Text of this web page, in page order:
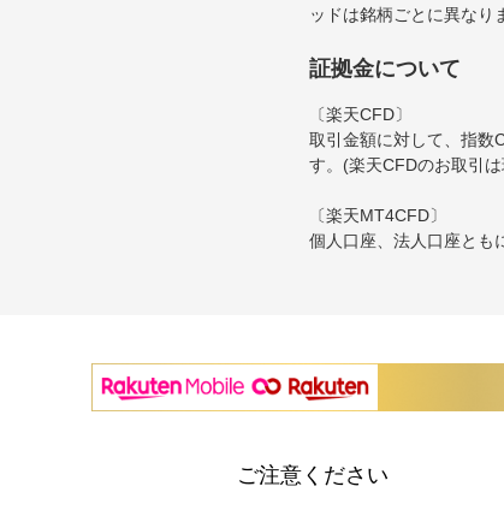
ッドは銘柄ごとに異なり
証拠金について
〔楽天CFD〕
取引金額に対して、指数
す。(楽天CFDのお取引
〔楽天MT4CFD〕
個人口座、法人口座とも
ご注意ください